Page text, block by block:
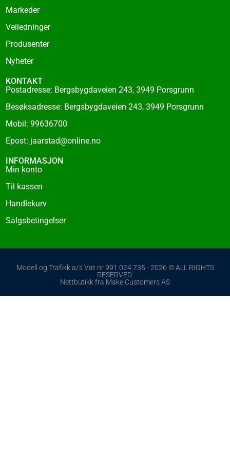
-
f
Markeder
Veiledninger
Produsenter
Nyheter
KONTAKT
Postadresse: Bergsbygdaveien 243, 3949 Porsgrunn
Besøksadresse: Bergsbygdaveien 243, 3949 Porsgrunn
Mobil: 99636700
Epost: jaarstad@online.no
INFORMASJON
Min konto
Til kassen
Handlekurv
Salgsbetingelser
Modell og Trafikk a/s Vat nr 991 024 735 - 2026 © ALL RIGHTS
RESERVED.
Nettbutikk fra Make Customers AS